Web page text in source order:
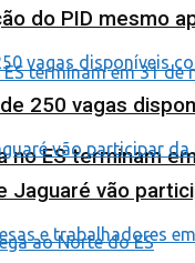
ES terminam
do PID mesmo
250 vagas
Jaguaré vão